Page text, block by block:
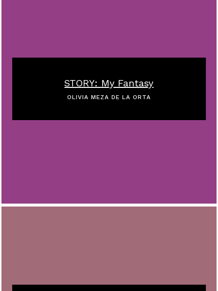
STORY: My Fantasy
OLIVIA MEZA DE LA ORTA